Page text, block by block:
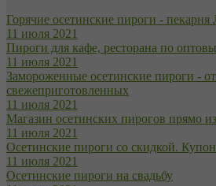
Горячие осетинские пироги -
11 июля 2021
Пироги для кафе, ресторана по
11 июля 2021
Замороженные осетинские пироги -
свежеприготовленных
11 июля 2021
Магазин осетинских пирогов прямо
11 июля 2021
Осетинские пироги со скидкой.
11 июля 2021
Осетинские пироги на свадьбу